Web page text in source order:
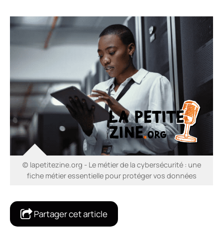
© lapetitezine.org - Le métier de la cybersécurité : une
fiche métier essentielle pour protéger vos données
Partager cet article